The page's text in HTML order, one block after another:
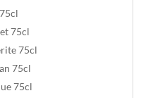
75cl
75cl
75cl
75cl